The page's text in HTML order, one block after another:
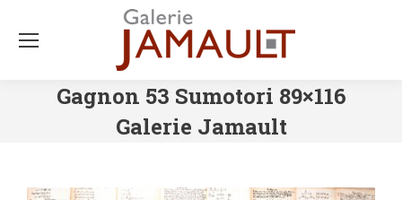
Gagnon 53 Sumotori 89×116
Galerie Jamault